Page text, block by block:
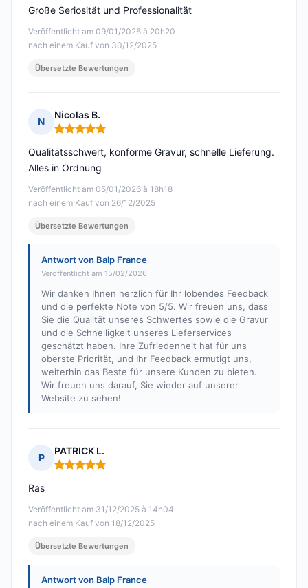
Veröffentlicht am 09/01/2026 à 20h20
nach einem Kauf von 30/12/2025
Große Seriosität und Professionalität
Übersetzte Bewertungen
N
Nicolas B.
Hinweis: 5 von 5
Veröffentlicht am 05/01/2026 à 18h18
nach einem Kauf von 26/12/2025
Qualitätsschwert, konforme Gravur, schnelle Lieferung.
Alles in Ordnung
Übersetzte Bewertungen
Antwort von Balp France
Veröffentlicht am 15/02/2026
Wir danken Ihnen herzlich für Ihr lobendes Feedback
und die perfekte Note von 5/5. Wir freuen uns, dass
Sie die Qualität unseres Schwertes sowie die Gravur
und die Schnelligkeit unseres Lieferservices
geschätzt haben. Ihre Zufriedenheit hat für uns
oberste Priorität, und Ihr Feedback ermutigt uns,
weiterhin das Beste für unsere Kunden zu bieten.
Wir freuen uns darauf, Sie wieder auf unserer
Website zu sehen!
P
PATRICK L.
Hinweis: 5 von 5
Veröffentlicht am 31/12/2025 à 14h04
nach einem Kauf von 18/12/2025
Ras
Übersetzte Bewertungen
Antwort von Balp France